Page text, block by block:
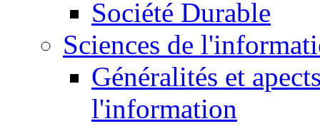
Société Durable
Sciences de
Généralités et
l'information